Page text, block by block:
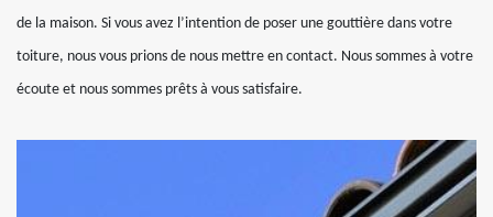
de la maison. Si vous avez l’intention de poser une gouttière dans votre
toiture, nous vous prions de nous mettre en contact. Nous sommes à votre
écoute et nous sommes prêts à vous satisfaire.